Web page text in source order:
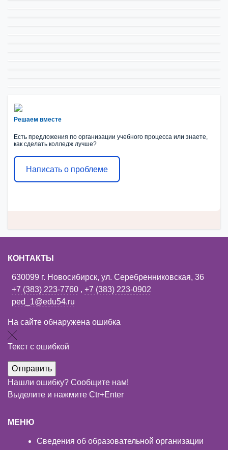
Решаем вместе
Есть предложения по организации учебного процесса или знаете,
как сделать колледж лучше?
Написать о проблеме
КОНТАКТЫ
630099 г. Новосибирск, ул. Серебренниковская, 36
+7 (383) 223-7760 , +7 (383) 223-0902
ped_1@edu54.ru
На сайте обнаружена ошибка
Текст с ошибкой
Нашли ошибку? Сообщите нам!
Выделите и нажмите Ctr+Enter
МЕНЮ
Сведения об образовательной организации